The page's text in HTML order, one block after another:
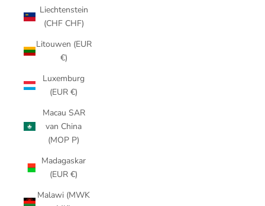
Liechtenstein
(CHF CHF)
Litouwen (EUR
€)
Luxemburg
(EUR €)
Macau SAR
van China
(MOP P)
Madagaskar
(EUR €)
Malawi (MWK